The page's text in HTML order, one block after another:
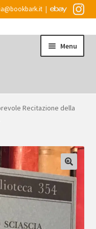
|
Menu
il
menu
child
Espandi
il
Recitazione della